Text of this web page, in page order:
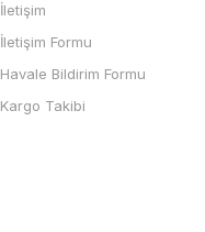
İletişim
İletişim Formu
Havale Bildirim Formu
Kargo Takibi